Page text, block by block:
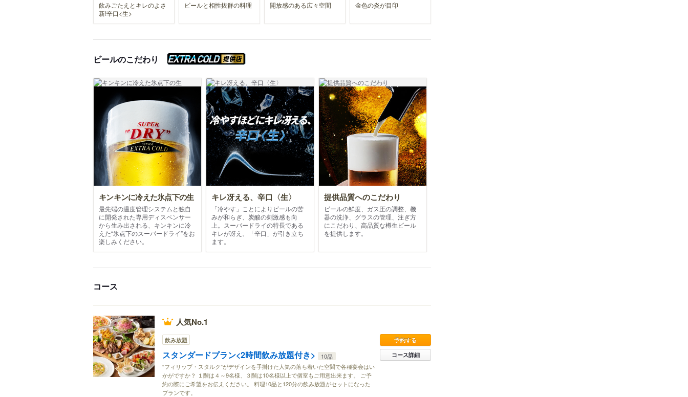
飲みごたえとキレのよさ
新!辛口<生>
ビールと相性抜群の料理 開放感のある広々空間 金色の炎が目印
ビールのこだわり
キンキンに冷えた氷点下の生
最先端の温度管理システムと独自
に開発された専用ディスペンサー
から生み出される、キンキンに冷
えた“氷点下のスーパードライ”をお
楽しみください。
キレ冴える、辛口〈生〉
「冷やす」ことによりビールの苦
みが和らぎ、炭酸の刺激感も向
上。スーパードライの特長である
キレが冴え、「辛口」が引き立ち
ます。
提供品質へのこだわり
ビールの鮮度、ガス圧の調整、機
器の洗浄、グラスの管理、注ぎ方
にこだわり、高品質な樽生ビール
を提供します。
コース
人気No.1
飲み放題
スタンダードプラン<2時間飲み放題付き>
10品
“フィリップ・スタルク”がデザインを手掛けた人気の落ち着いた空間で各種宴会はい
かがですか？ １階は４～9名様、３階は10名様以上で個室もご用意出来ます。 ご予
約の際にご希望をお伝えください。 料理10品と120分の飲み放題がセットになった
プランです。
予約する
コース詳細